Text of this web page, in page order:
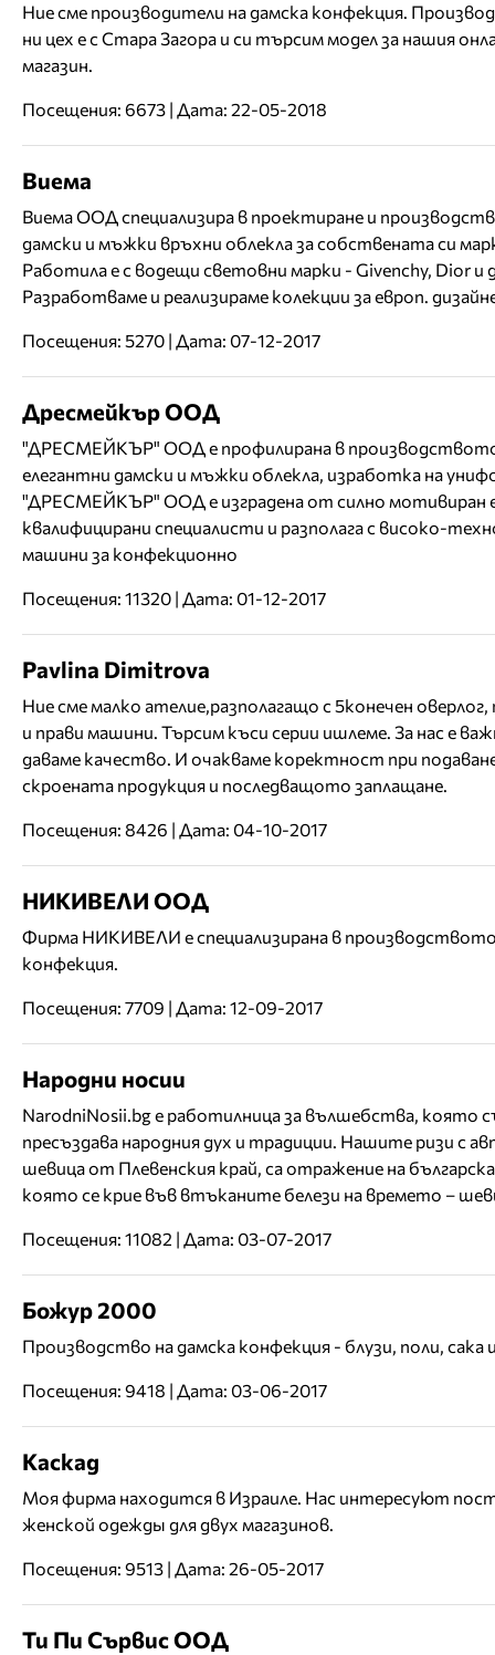
Ние сме производители на дамска конфекция.
ни цех е с Стара Загора и си търсим модел за нашия
магазин.
Посещения: 6673 | Дата: 22-05-2018
Виема
Виема ООД специализира в проектиране и
дамски и мъжки връхни облекла за собствената си
Работила е с водещи световни марки - Givenchy, Dior и
Разработваме и реализираме колекции за европ.
Посещения: 5270 | Дата: 07-12-2017
Дресмейкър ООД
"ДРЕСМЕЙКЪР" ООД е профилирана в
елегантни дамски и мъжки облекла, изработка на
"ДРЕСМЕЙКЪР" ООД е изградена от силно мотивиран
квалифицирани специалисти и разполага с високо-
машини за конфекционно
Посещения: 11320 | Дата: 01-12-2017
Pavlina Dimitrova
Ние сме малко ателие,разполагащо с 5конечен оверлог,
и прави машини. Търсим къси серии ишлеме. За нас е
даваме качество. И очакваме коректност при
скроената продукция и последващото заплащане.
Посещения: 8426 | Дата: 04-10-2017
НИКИВЕЛИ ООД
Фирма НИКИВЕЛИ е специализирана в производството
конфекция.
Посещения: 7709 | Дата: 12-09-2017
Народни носии
NarodniNosii.bg е работилница за вълшебства, която
пресъздава народния дух и традиции. Нашите ризи с
шевица от Плевенския край, са отражение на
която се крие във втъканите белези на времето –
Посещения: 11082 | Дата: 03-07-2017
Божур 2000
Производство на дамска конфекция - блузи, поли, сака
Посещения: 9418 | Дата: 03-06-2017
Каскад
Моя фирма находится в Израиле. Нас интересуют
женской одежды для двух магазинов.
Посещения: 9513 | Дата: 26-05-2017
Ти Пи Сървис ООД